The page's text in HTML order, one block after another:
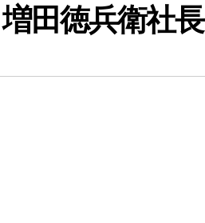
田徳兵衛社長